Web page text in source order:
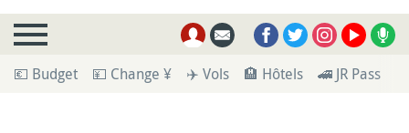
💶 Budget 💴 Change ¥ ✈️ Vols 🏨 Hôtels 🚄 JR Pass